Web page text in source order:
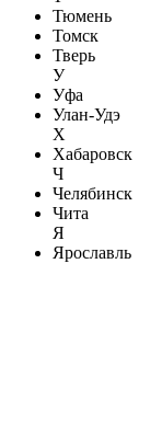
Тюмень
Томск
Тверь
У
Уфа
Улан-Удэ
Х
Хабаровск
Ч
Челябинск
Чита
Я
Ярославль